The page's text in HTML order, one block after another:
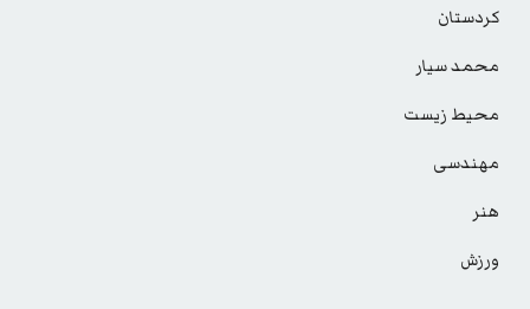
کردستان
محمد سیار
محیط زیست
مهندسی
هنر
ورزش